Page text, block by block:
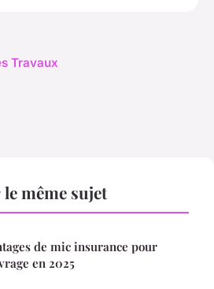
Travaux
même sujet
de mic insurance pour
en 2025